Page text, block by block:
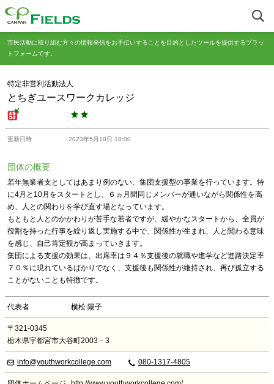
市民活動に取り組む方々の情報発信をお手伝いすることを目的としたツールを提供するプラッ
トフォームです。
特定非営利活動法人
とちぎユースワークカレッジ
更新日時 2023年5月10日 18:00
団体の概要
若年無業者支としてはあまり例のない、集団支援型の事業を行っています。特
に4月と10月をスタートとし、６ヵ月間同じメンバーが通いながら関係性を高
め、人との関わりを学び直す場となっています。
もともと人とのかかわりが苦手な若者ですが、緩やかなスタートから、全員が
役割を持った行事を繰り返し実施する中で、関係性が生まれ、人と関わる意味
を感じ、自己肯定観が高まっていきます。
集団による支援の効果は、出席率は９４％支援後の就職や進学など進路決定率
７０％に現れているばかりでなく、支援後も関係性が維持され、再び孤立する
ことがないことも特徴です。
代表者 横松 陽子
〒321-0345
栃木県宇都宮市大谷町2003－3
info@youthworkcollege.com 080-1317-4805